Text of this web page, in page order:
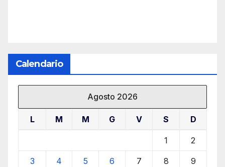
Calendario
Agosto 2026
L M M G V S D
1 2
3 4 5 6 7 8 9